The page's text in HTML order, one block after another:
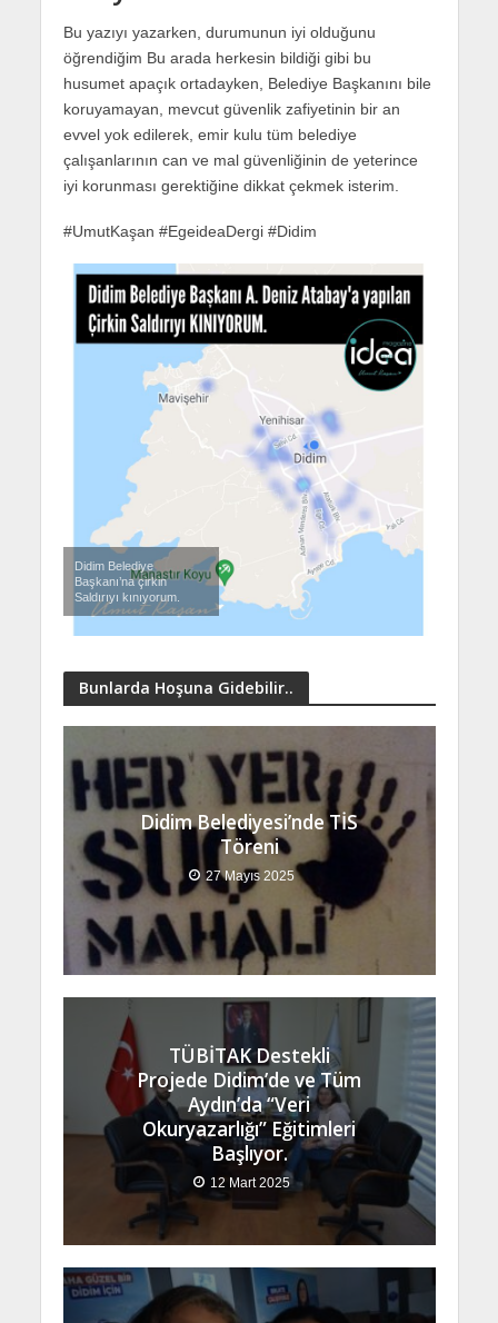
Bu yazıyı yazarken, durumunun iyi olduğunu
öğrendiğim Bu arada herkesin bildiği gibi bu
husumet apaçık ortadayken, Belediye Başkanını bile
koruyamayan, mevcut güvenlik zafiyetinin bir an
evvel yok edilerek, emir kulu tüm belediye
çalışanlarının can ve mal güvenliğinin de yeterince
iyi korunması gerektiğine dikkat çekmek isterim.
#UmutKaşan #EgeideaDergi #Didim
Didim Belediye
Başkanı’na çirkin
Saldırıyı kınıyorum.
Bunlarda Hoşuna Gidebilir..
Didim Belediyesi’nde TİS
Töreni
27 Mayıs 2025
TÜBİTAK Destekli
Projede Didim’de ve Tüm
Aydın’da “Veri
Okuryazarlığı” Eğitimleri
Başlıyor.
12 Mart 2025